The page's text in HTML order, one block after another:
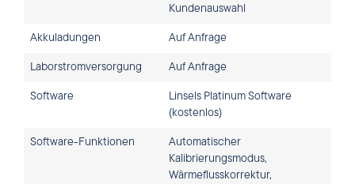
Kundenauswahl
Akkuladungen Auf Anfrage
Laborstromversorgung Auf Anfrage
Software
Linsels Platinum Software
(kostenlos)
Software-Funktionen
Automatischer
Kalibrierungsmodus,
Wärmeflusskorrektur,